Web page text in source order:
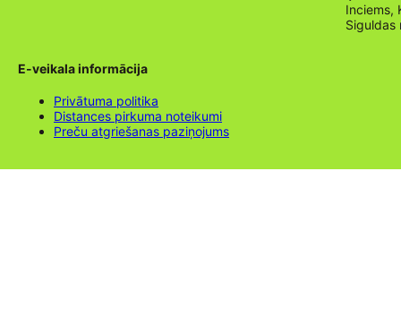
Inciems,
Siguldas
E-veikala informācija
Privātuma politika
Distances pirkuma noteikumi
Preču atgriešanas paziņojums